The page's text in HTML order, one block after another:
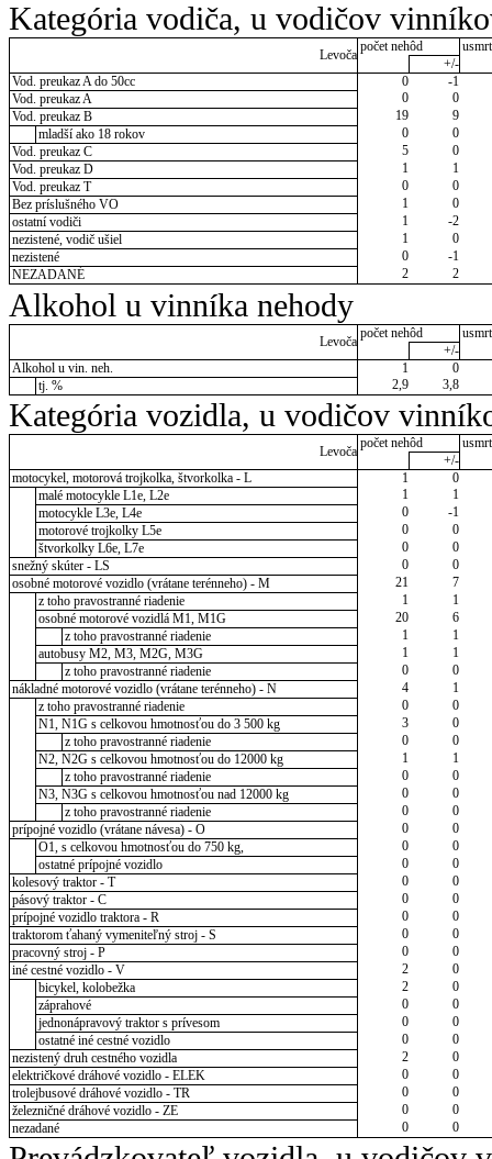
Kategória vodiča, u vodičov
Levoča
počet nehôd
+/-
Vod. preukaz A do 50cc
0
-1
Vod. preukaz A
0
0
Vod. preukaz B
19
9
mladší ako 18 rokov
0
0
Vod. preukaz C
5
0
Vod. preukaz D
1
1
Vod. preukaz T
0
0
Bez príslušného VO
1
0
ostatní vodiči
1
-2
nezistené, vodič ušiel
1
0
nezistené
0
-1
NEZADANÉ
2 2
Alkohol u vinníka nehody
Levoča
počet nehôd
+/-
Alkohol u vin. neh.
1
0
tj. %
2,9 3,8
Kategória vozidla, u vodičov
Levoča
počet nehôd
+/-
motocykel, motorová trojkolka, štvorkolka - L
1
0
malé motocykle L1e, L2e
1
1
motocykle L3e, L4e
0
-1
motorové trojkolky L5e
0
0
štvorkolky L6e, L7e
0
0
snežný skúter - LS
0
0
osobné motorové vozidlo (vrátane terénneho) - M
21
7
z toho pravostranné riadenie
1
1
osobné motorové vozidlá M1, M1G
20
6
z toho pravostranné riadenie
1
1
autobusy M2, M3, M2G, M3G
1
1
z toho pravostranné riadenie
0
0
nákladné motorové vozidlo (vrátane terénneho) - N
4
1
z toho pravostranné riadenie
0
0
N1, N1G s celkovou hmotnosťou do 3 500 kg
3
0
z toho pravostranné riadenie
0
0
N2, N2G s celkovou hmotnosťou do 12000 kg
1
1
z toho pravostranné riadenie
0
0
N3, N3G s celkovou hmotnosťou nad 12000 kg
0
0
z toho pravostranné riadenie
0
0
prípojné vozidlo (vrátane návesa) - O
0
0
O1, s celkovou hmotnosťou do 750 kg,
0
0
ostatné prípojné vozidlo
0
0
kolesový traktor - T
0
0
pásový traktor - C
0
0
prípojné vozidlo traktora - R
0
0
traktorom ťahaný vymeniteľný stroj - S
0
0
pracovný stroj - P
0
0
iné cestné vozidlo - V
2
0
bicykel, kolobežka
2
0
záprahové
0
0
jednonápravový traktor s prívesom
0
0
ostatné iné cestné vozidlo
0
0
nezistený druh cestného vozidla
2
0
električkové dráhové vozidlo - ELEK
0
0
trolejbusové dráhové vozidlo - TR
0
0
železničné dráhové vozidlo - ZE
0
0
nezadané
0 0